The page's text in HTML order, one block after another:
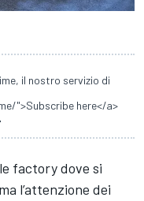
il nostro servizio di
">Subscribe here</a>
factory dove si
l’attenzione dei